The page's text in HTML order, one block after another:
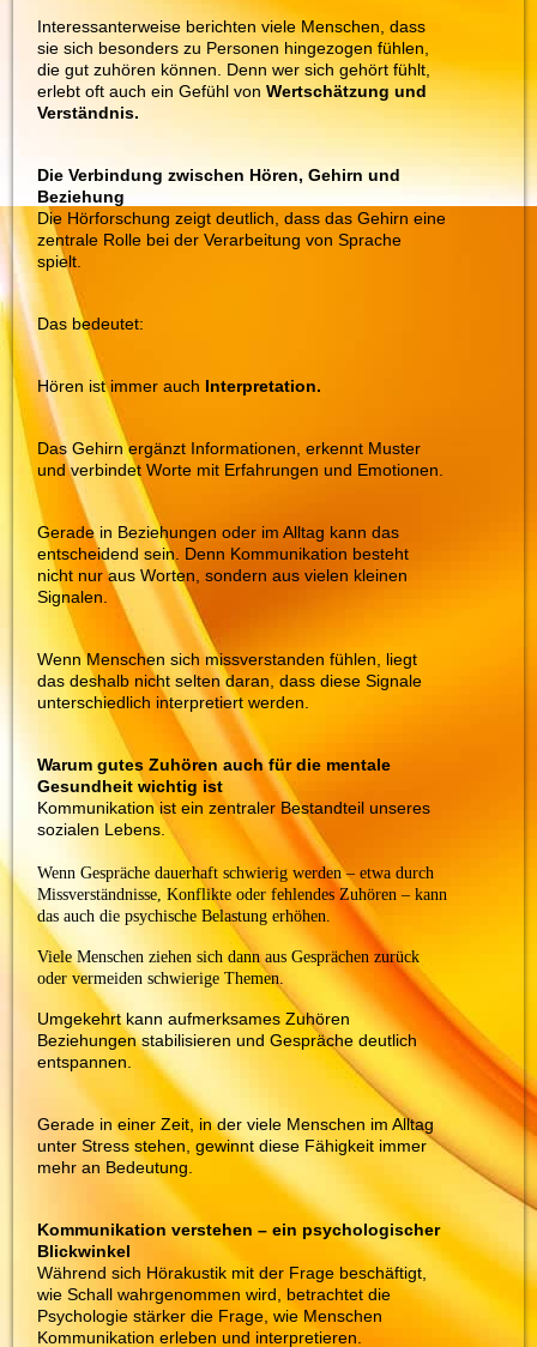
Interessanterweise berichten viele Menschen, dass
sie sich besonders zu Personen hingezogen fühlen,
die gut zuhören können. Denn wer sich gehört fühlt,
erlebt oft auch ein Gefühl vonWertschätzung und
Verständnis.
Die Verbindung zwischen Hören, Gehirn und
Beziehung
Die Hörforschung zeigt deutlich, dass das Gehirn eine
zentrale Rolle bei der Verarbeitung von Sprache
spielt.
Das bedeutet:
Hören ist immer auch Interpretation.
Das Gehirn ergänzt Informationen, erkennt Muster
und verbindet Worte mit Erfahrungen und Emotionen.
Gerade in Beziehungen oder im Alltag kann das
entscheidend sein. Denn Kommunikation besteht
nicht nur aus Worten, sondern aus vielen kleinen
Signalen.
Wenn Menschen sich missverstanden fühlen, liegt
das deshalb nicht selten daran, dass diese Signale
unterschiedlich interpretiert werden.
Warum gutes Zuhören auch für die mentale
Gesundheit wichtig ist
Kommunikation ist ein zentraler Bestandteil unseres
sozialen Lebens.
Wenn Gespräche dauerhaft schwierig werden – etwa durch
Missverständnisse, Konflikte oder fehlendes Zuhören – kann
das auch die psychische Belastung erhöhen.
Viele Menschen ziehen sich dann aus Gesprächen zurück
oder vermeiden schwierige Themen.
Umgekehrt kann aufmerksames Zuhören
Beziehungen stabilisieren und Gespräche deutlich
entspannen.
Gerade in einer Zeit, in der viele Menschen im Alltag
unter Stress stehen, gewinnt diese Fähigkeit immer
mehr an Bedeutung.
Kommunikation verstehen – ein psychologischer
Blickwinkel
Während sich Hörakustik mit der Frage beschäftigt,
wie Schall wahrgenommen wird, betrachtet die
Psychologie stärker die Frage, wie Menschen
Kommunikation erleben und interpretieren.